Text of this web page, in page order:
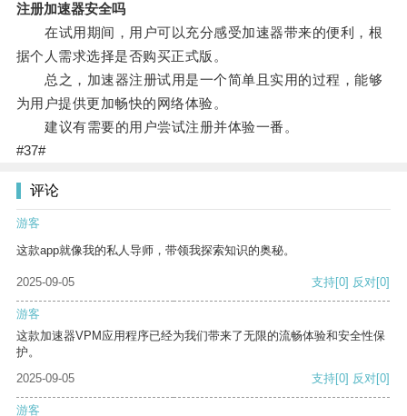
注册加速器安全吗
在试用期间，用户可以充分感受加速器带来的便利，根
据个人需求选择是否购买正式版。
总之，加速器注册试用是一个简单且实用的过程，能够
为用户提供更加畅快的网络体验。
建议有需要的用户尝试注册并体验一番。
#37#
评论
游客
这款app就像我的私人导师，带领我探索知识的奥秘。
2025-09-05 支持[0] 反对[0]
游客
这款加速器VPM应用程序已经为我们带来了无限的流畅体验和安全性保
护。
2025-09-05
支持[0] 反对[0]
游客